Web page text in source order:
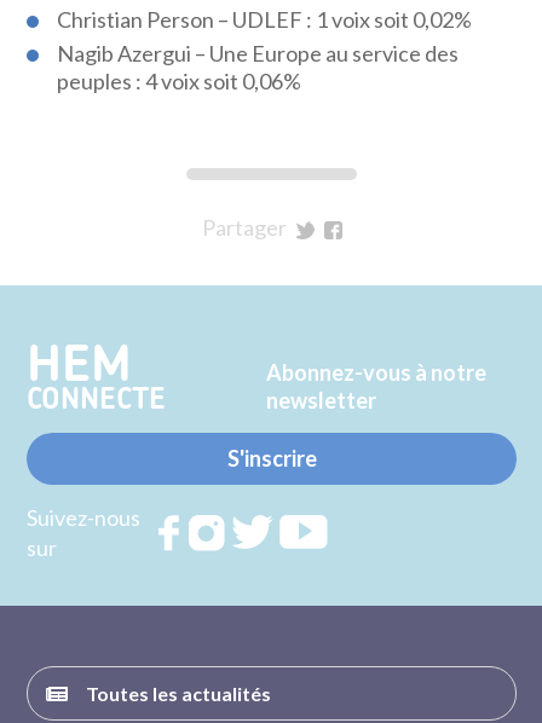
Christian Person – UDLEF : 1 voix soit 0,02%
Nagib Azergui – Une Europe au service des
peuples : 4 voix soit 0,06%
Partager
Twitter
Facebook
HEM
CONNECTE
Abonnez-vous à notre
newsletter
S'inscrire
Suivez-nous
sur
RejoignezRejoignezRejoignez
Toutes les actualités